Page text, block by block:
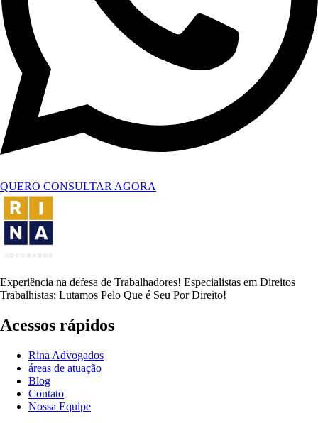
QUERO CONSULTAR AGORA
Experiência na defesa de Trabalhadores! Especialistas em Direitos
Trabalhistas: Lutamos Pelo Que é Seu Por Direito!
Acessos rápidos
Rina Advogados
áreas de atuação
Blog
Contato
Nossa Equipe